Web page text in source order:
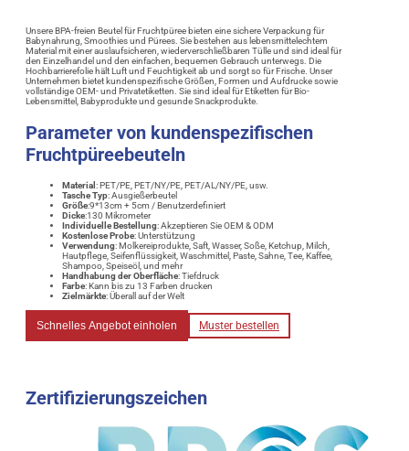
Unsere BPA-freien Beutel für Fruchtpüree bieten eine sichere Verpackung für
Babynahrung, Smoothies und Pürees. Sie bestehen aus lebensmittelechtem
Material mit einer auslaufsicheren, wiederverschließbaren Tülle und sind ideal für
den Einzelhandel und den einfachen, bequemen Gebrauch unterwegs. Die
Hochbarrierefolie hält Luft und Feuchtigkeit ab und sorgt so für Frische. Unser
Unternehmen bietet kundenspezifische Größen, Formen und Aufdrucke sowie
vollständige OEM- und Privatetiketten. Sie sind ideal für Etiketten für Bio-
Lebensmittel, Babyprodukte und gesunde Snackprodukte.
Parameter von kundenspezifischen
Fruchtpüreebeuteln
Material : PET/PE, PET/NY/PE, PET/AL/NY/PE, usw.
Tasche Typ: Ausgießerbeutel
Größe:9*13cm + 5cm / Benutzerdefiniert
Dicke:130 Mikrometer
Individuelle Bestellung: Akzeptieren Sie OEM & ODM
Kostenlose Probe: Unterstützung
Verwendung: Molkereiprodukte, Saft, Wasser, Soße, Ketchup, Milch,
Hautpflege, Seifenflüssigkeit, Waschmittel, Paste, Sahne, Tee, Kaffee,
Shampoo, Speiseöl, und mehr
Handhabung der Oberfläche: Tiefdruck
Farbe: Kann bis zu 13 Farben drucken
Zielmärkte: Überall auf der Welt
Schnelles Angebot einholen Muster bestellen
Zertifizierungszeichen